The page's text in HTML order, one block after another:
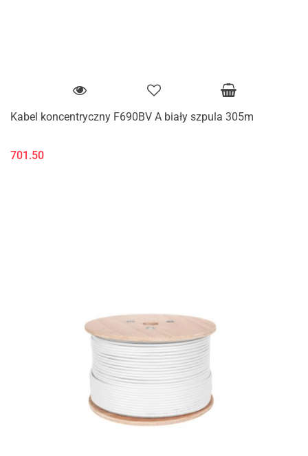
Kabel koncentryczny F690BV A biały szpula 305m
701.50